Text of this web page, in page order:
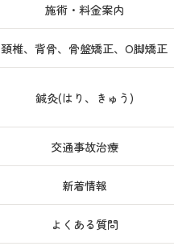
施術・料金案内
頚椎、背骨、骨盤矯正、O脚矯正
鍼灸(はり、きゅう)
交通事故治療
新着情報
よくある質問